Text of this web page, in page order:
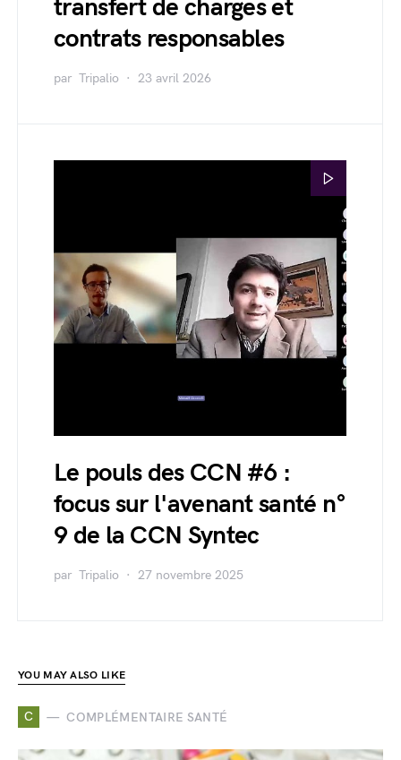
transfert de charges et
contrats responsables
par Tripalio 23 avril 2026
Le pouls des CCN #6 :
focus sur l'avenant santé n°
9 de la CCN Syntec
par Tripalio 27 novembre 2025
YOU MAY ALSO LIKE
C COMPLÉMENTAIRE SANTÉ